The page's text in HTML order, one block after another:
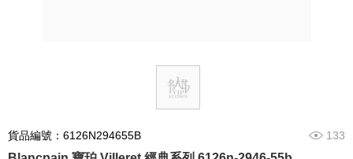
貨品編號：6126N294655B 133